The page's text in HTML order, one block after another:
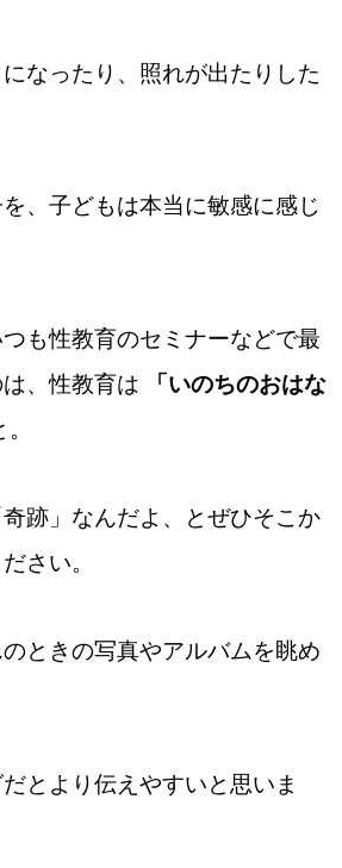
なったり、照れが出たりした
、子どもは本当に敏感に感じ
も性教育のセミナーなどで最
、性教育は
「いのちのおはな
跡」なんだよ、とぜひそこか
さい。
ときの写真やアルバムを眺め
とより伝えやすいと思いま